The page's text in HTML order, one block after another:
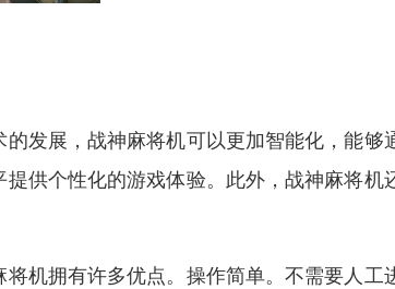
发展，战神麻将机可以更加智能化，能
供个性化的游戏体验。此外，战神麻将
机拥有许多优点。操作简单。不需要人